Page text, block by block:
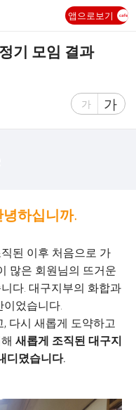
앱으로보기
기 모임 결과
글
가
글
자
가
하십니까.
된 이후 처음으로 가
많은 회원님의 뜨거운
다. 대구지부의 화합과
이었습니다.
다시 새롭게 도약하고
새롭게 조직된 대구지
디뎠습니다.